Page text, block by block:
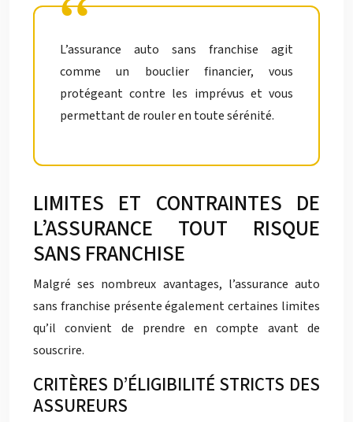
L’assurance auto sans franchise agit
comme un bouclier financier, vous
protégeant contre les imprévus et vous
permettant de rouler en toute sérénité.
LIMITES ET CONTRAINTES DE
L’ASSURANCE TOUT RISQUE
SANS FRANCHISE
Malgré ses nombreux avantages, l’assurance auto
sans franchise présente également certaines limites
qu’il convient de prendre en compte avant de
souscrire.
CRITÈRES D’ÉLIGIBILITÉ STRICTS DES
ASSUREURS